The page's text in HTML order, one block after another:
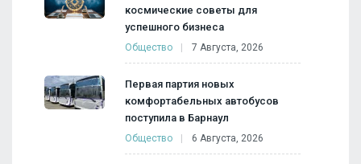
космические советы для
успешного бизнеса
Общество 7 Августа, 2026
Первая партия новых
комфортабельных автобусов
поступила в Барнаул
Общество 6 Августа, 2026